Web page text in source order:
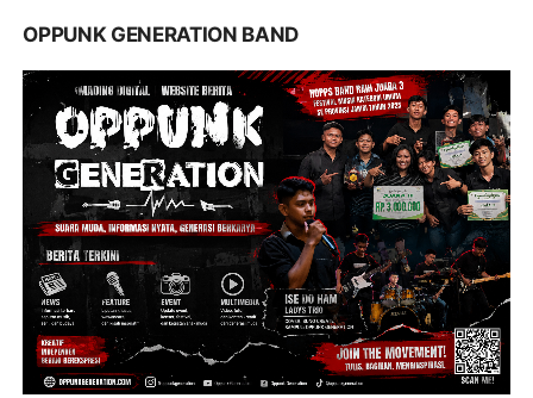
OPPUNK GENERATION BAND